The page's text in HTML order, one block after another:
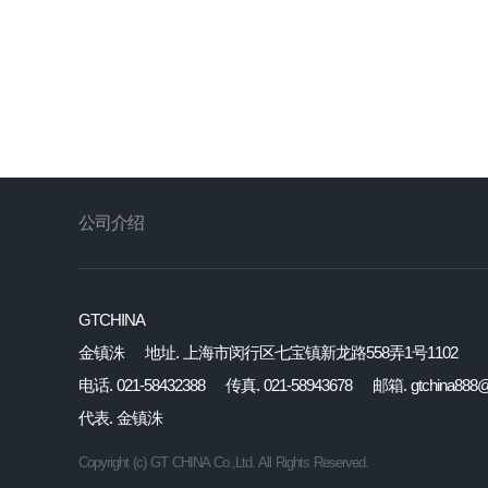
公司介绍
GTCHINA
金镇洙
地址. 上海市闵行区七宝镇新龙路558弄1号1102
电话. 021-58432388
传真. 021-58943678
邮箱.
代表. 金镇洙
Copyright (c) GT CHINA Co.,Ltd. All Rights Reserved.